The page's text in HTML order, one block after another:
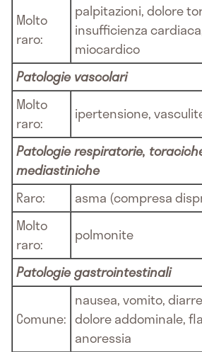
Molto
raro:
palpitazioni, dolore
insufficienza
miocardico
Patologie vascolari
Molto
raro:
ipertensione,
Patologie respiratorie,
mediastiniche
Raro:
asma (compresa
Molto
raro:
polmonite
Patologie gastrointestinali
Comune:
nausea, vomito,
dolore addominale,
anoressia